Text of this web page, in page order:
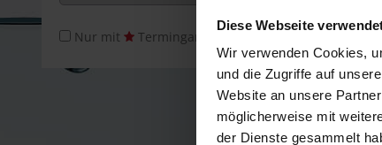
Diese Webseite
Wir verwenden Cookies,
und die Zugriffe auf
Website an unsere
möglicherweise mit
der Dienste gesammelt
Nur mit Termingarantie